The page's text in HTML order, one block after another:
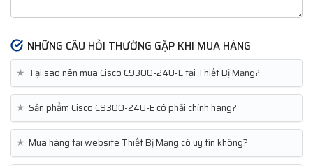
NHỮNG CÂU HỎI THƯỜNG GẶP KHI MUA HÀNG
★ Tại sao nên mua Cisco C9300-24U-E tại Thiết Bị Mạng?
★ Sản phẩm Cisco C9300-24U-E có phải chính hãng?
★ Mua hàng tại website Thiết Bị Mạng có uy tín không?